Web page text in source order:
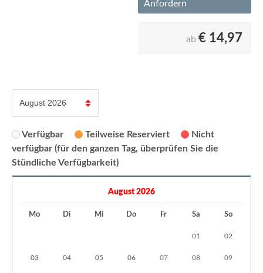
Anfordern
ab € 14,97
Verfügbar Teilweise Reserviert
Nicht
verfügbar (für den ganzen Tag, überprüfen Sie die
Stündliche Verfügbarkeit)
August 2026
Mo Di Mi Do Fr Sa So
01 02
03 04 05 06 07 08 09